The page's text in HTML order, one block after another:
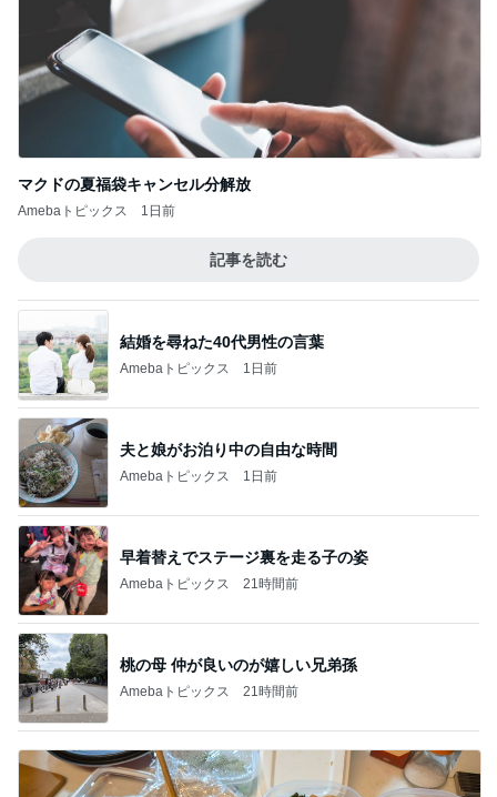
マクドの夏福袋キャンセル分解放
Amebaトピックス 1日前
記事を読む
結婚を尋ねた40代男性の言葉
Amebaトピックス 1日前
夫と娘がお泊り中の自由な時間
Amebaトピックス 1日前
早着替えでステージ裏を走る子の姿
Amebaトピックス 21時間前
桃の母 仲が良いのが嬉しい兄弟孫
Amebaトピックス 21時間前